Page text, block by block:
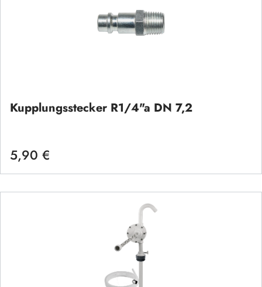
Kupplungsstecker R1/4"a DN 7,2
Regulärer Preis:
5,90 €